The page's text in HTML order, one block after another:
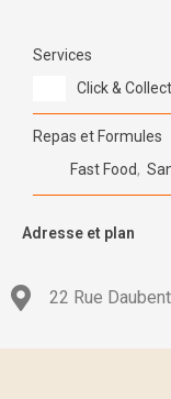
Services
Click & Collect
Repas et Formules
Fast Food,
Adresse et plan
22 Rue